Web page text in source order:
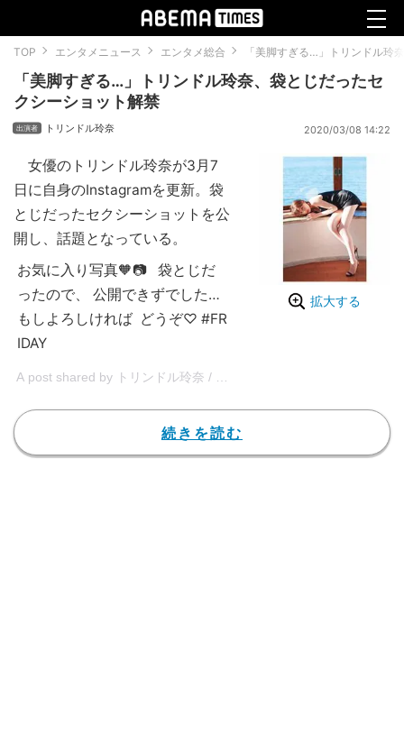
TOP エンタメニュース エンタメ総合 「美脚すぎる…」トリンドル玲
「美脚すぎる…」トリンドル玲奈、袋とじだったセ
クシーショット解禁
トリンドル玲奈 2020/03/08 14:22
拡大する
女優のトリンドル玲奈が3月7
日に自身のInstagramを更新。袋
とじだったセクシーショットを公
開し、話題となっている。
お気に入り写真🧡📷 袋とじだ
ったので、 公開できずでした…
もしよろしければ どうぞ♡ #FR
IDAY
A post shared by トリンドル玲奈 / Reina Triendl (@toritori0123) on
続きを読む